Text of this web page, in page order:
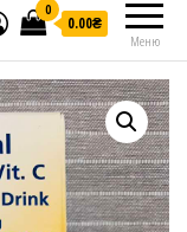
Меню
0
0.00₴